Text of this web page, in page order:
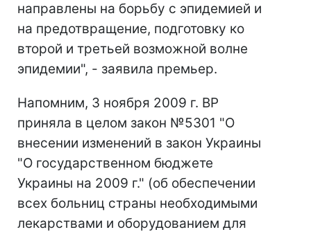
направлены на борьбу с эпидемией и
на предотвращение, подготовку ко
второй и третьей возможной волне
эпидемии", - заявила премьер.
Напомним, 3 ноября 2009 г. ВР
приняла в целом закон №5301 "О
внесении изменений в закон Украины
"О государственном бюджете
Украины на 2009 г." (об обеспечении
всех больниц страны необходимыми
лекарствами и оборудованием для